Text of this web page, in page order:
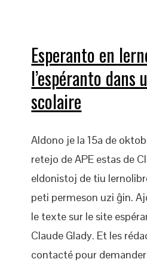
Esperanto en
l’espéranto dans
scolaire
Aldono je la 15a de
retejo de APE estas de
eldonistoj de tiu
peti permeson uzi ĝin.
le texte sur le site
Claude Glady. Et les
contacté pour